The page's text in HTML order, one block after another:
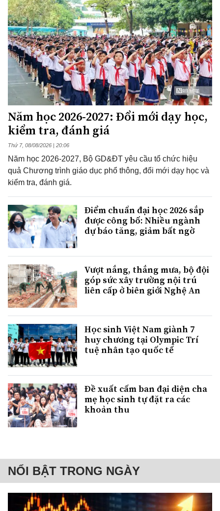
Năm học 2026-2027: Đổi mới dạy học,
kiểm tra, đánh giá
Thứ 7, 08/08/2026 | 20:06
Năm học 2026-2027, Bộ GD&ĐT yêu cầu tổ chức hiệu
quả Chương trình giáo dục phổ thông, đổi mới dạy học và
kiểm tra, đánh giá.
Điểm chuẩn đại học 2026 sắp
được công bố: Nhiều ngành
dự báo tăng, giảm bất ngờ
Vượt nắng, thắng mưa, bộ đội
góp sức xây trường nội trú
liên cấp ở biên giới Nghệ An
Học sinh Việt Nam giành 7
huy chương tại Olympic Trí
tuệ nhân tạo quốc tế
Đề xuất cấm ban đại diện cha
mẹ học sinh tự đặt ra các
khoản thu
NỔI BẬT TRONG NGÀY